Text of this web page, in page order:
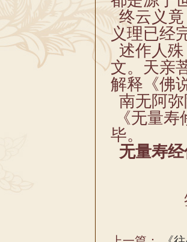
终云义竟
义理已经
述作人殊
文。天亲
解释《佛
南无阿
《无量
毕。
无量寿